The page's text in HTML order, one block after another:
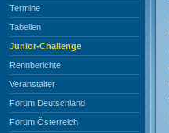
Termine
Tabellen
Junior-Challenge
Rennberichte
Veranstalter
Forum Deutschland
Forum Österreich